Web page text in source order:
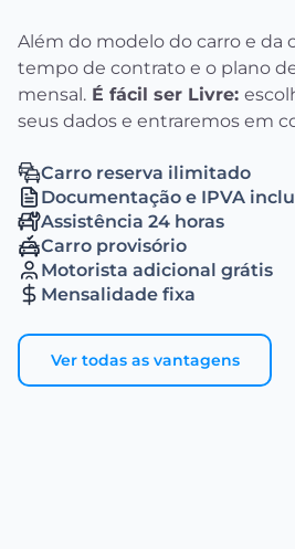
Além do modelo do carro e da
tempo de contrato e o plano
mensal. É fácil ser Livre:
seus dados e entraremos em
Carro reserva ilimitado
Documentação e IPVA
Assistência 24 horas
Carro provisório
Motorista adicional grátis
Mensalidade fixa
Ver todas as vantagens